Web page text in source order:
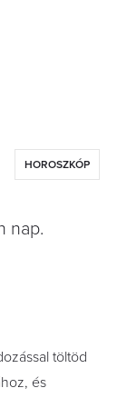
HOROSZKÓP
nap.
töltöd
és